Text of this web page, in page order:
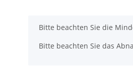
x
Bitte beachten Sie die
Bitte beachten Sie das